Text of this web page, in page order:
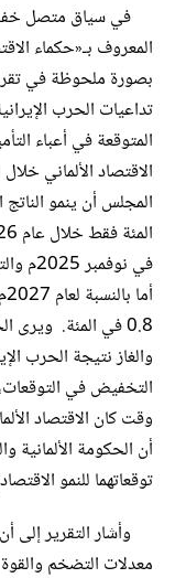
في سياق متصل خفض
المعروف بـ«حكماء
بصورة ملحوظة في
تداعيات الحرب
المتوقعة في أعباء
الاقتصاد الألماني
0.8 في المئة. ويرى
والغاز نتيجة الحرب
التخفيض في
وقت كان الاقتصاد
أن الحكومة
توقعاتهما للنمو
وأشار التقرير إلى
معدلات التضخم